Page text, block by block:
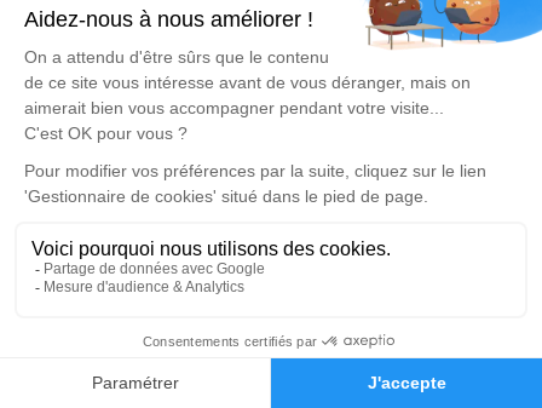
Faire-part Hommages
laisser vos condoléances, partager des photos
souvenirs, une anecdote ou exprimer vos pensées
à travers des poèmes ou des textes. Cet endroit
est un lieu d'expression dédié à honorer la
mémoire de Sylvie PIETRZAK.
Aurélie PIETRZAK et Cédric BERTE,
Damien et Claire PIETRZAK-VINGATARAMIN,
Ses enfants ;
Fabien PIETRZAK,
Soline PIETRZAK,
Chloé, Marius, Achille LEFEBVRE,
Ses petits-enfants ;